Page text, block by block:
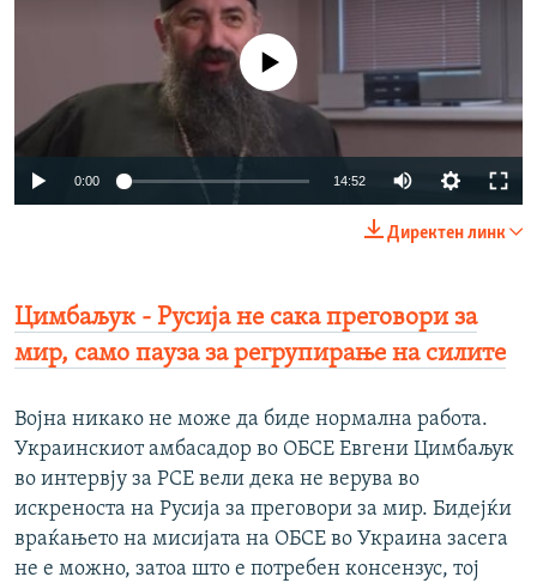
720p 1080p
No media source currently available
0:00 14:52
Директен линк
Цимбаљук - Русија не сака преговори за
мир, само пауза за регрупирање на силите
Војна никако не може да биде нормална работа.
Украинскиот амбасадор во ОБСЕ Евгени Цимбаљук
во интервју за РСЕ вели дека не верува во
искреноста на Русија за преговори за мир. Бидејќи
враќањето на мисијата на ОБСЕ во Украина засега
не е можно, затоа што е потребен консензус, тој